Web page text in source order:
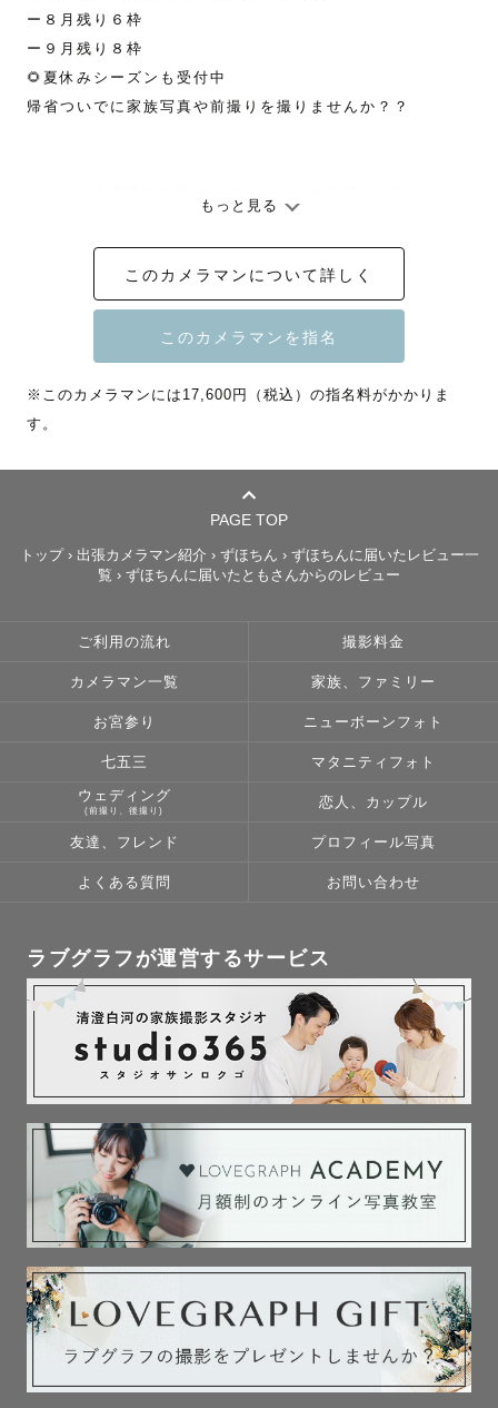
ー８月残り６枠
ー９月残り８枠
🌻夏休みシーズンも受付中
帰省ついでに家族写真や前撮りを撮りませんか？？
※交通費をご負担いただければ全国対応できます！
▷▷ﾘﾋﾟｰﾀｰ様・ｼﾝｸﾞﾙﾏｻﾞｰ・ｼﾝｸﾞﾙﾌｧｻﾞｰのゲストは指名
料/値引きいたします😌ご申告ください。
▷▷母子、父子だけのちょっとした撮影がしたい方もちょ
っぴりお安いプランをご案内可能なので、問い合わせくだ
さい。
🎖【IPA（国際写真コンテスト)】2023wedding部門佳作受
🏫ラブグラフ内サロン講師/メンター
📺パンサー尾形貴弘と狩野英孝の全力おたすけバラエティ
写真展「TOOPE-撮っぺ-」vol.1岩手/vol.2秋田開催
・
＼ワンポイントアドバイス／
💬公園での家族写真や七五三、お宮参りなどは混雑や一般
客の写り込みの少ない平日がおすすめです✨
💬夏は暑さの和らぐ早朝(8:30-11:00)か夕方(16:00以
降)、もしくはおうちでの撮影をおすすめします🌻（スタジ
オや施設など紹介します♪）
💬夕日撮影ご希望の方はダントツで秋田県をおすすめしま
す！！遠くても感動できる夕日撮影ができます🌇
💬冬の光はどの時間帯も柔らかく、雪の反射で肌が綺麗に
映ります☺️ロケ地にお悩みの方、ぜひ提案させてくださ
もっと見る
このカメラマンについて詳しく
※このカメラマンには17,600円（税込）の指名料がかかりま
す。
PAGE TOP
トップ› 出張カメラマン紹介 › ずほちん › ずほちんに届いたレビュー一
覧 › ずほちんに届いたともさんからのレビュー
ご利用の流れ 撮影料金
カメラマン一覧 家族、ファミリー
お宮参り ニューボーンフォト
七五三 マタニティフォト
ウェディング
(前撮り、後撮り)
恋人、カップル
友達、フレンド プロフィール写真
よくある質問 お問い合わせ
ラブグラフが運営するサービス